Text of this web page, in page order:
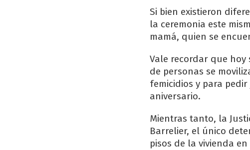
Si bien existieron
la ceremonia este
mamá, quien se
Vale recordar que hoy
de personas se
femicidios y para
aniversario.
Mientras tanto, la
Barrelier, el único
pisos de la vivienda